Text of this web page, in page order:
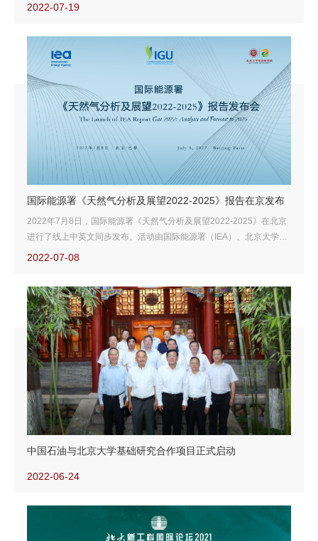
2022-07-19
国际能源署《天然气分析及展望2022-2025》报告在京发布
2022年7月8日，国际能源署《天然气分析及展望2022-2025》在北京
进行了线上中英文同步发布。活动由国际能源署（IEA）、北京大学能
源研究院（IEPKU）和国际燃气联盟（IGU）共同举办。
2022-07-08
中国石油与北京大学基础研究合作项目正式启动
2022-06-24